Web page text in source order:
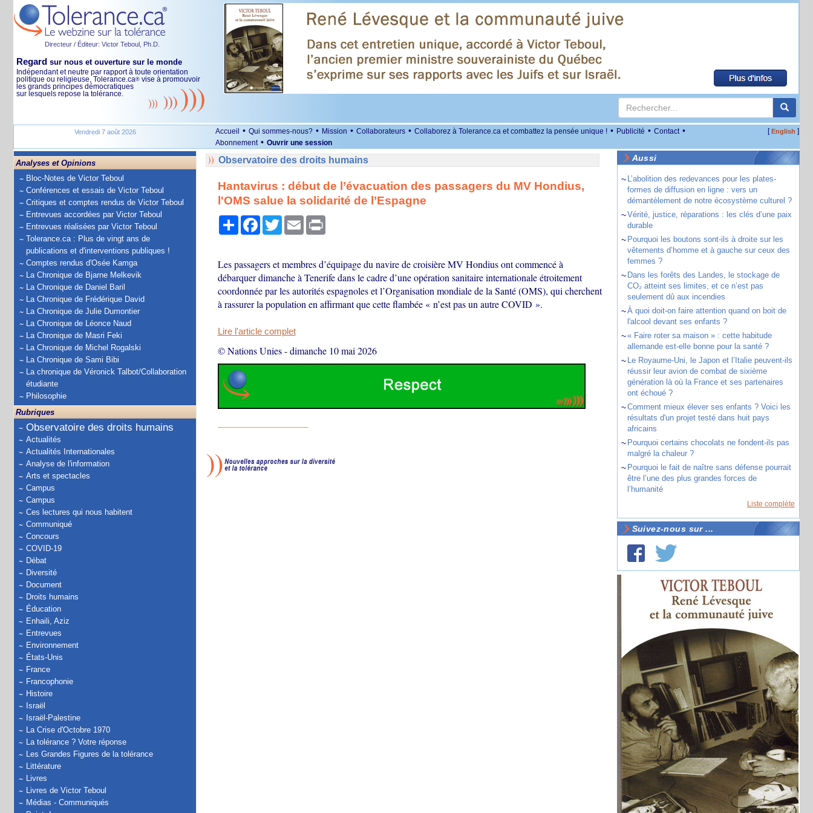
Directeur / Éditeur: Victor Teboul, Ph.D.
Regard sur nous et ouverture sur le monde
Indépendant et neutre par rapport à toute orientation
politique ou religieuse, Tolerance.ca® vise à promouvoir
les grands principes démocratiques
sur lesquels repose la tolérance.
Vendredi 7 août 2026 Accueil • Qui sommes-nous? • Mission • Collaborateurs • Collaborez à Tolerance.ca et combattez la pensée unique ! • Publicité • Contact •
Abonnement • Ouvrir une session
[English ]
Analyses et Opinions
Bloc-Notes de Victor Teboul
Conférences et essais de Victor Teboul
Critiques et comptes rendus de Victor Teboul
Entrevues accordées par Victor Teboul
Entrevues réalisées par Victor Teboul
Tolerance.ca : Plus de vingt ans de
publications et d'interventions publiques !
Comptes rendus d'Osée Kamga
La Chronique de Bjarne Melkevik
La Chronique de Daniel Baril
La Chronique de Frédérique David
La Chronique de Julie Dumontier
La Chronique de Léonce Naud
La Chronique de Masri Feki
La Chronique de Michel Rogalski
La Chronique de Sami Bibi
La chronique de Véronick Talbot/Collaboration
étudiante
Philosophie
Rubriques
Observatoire des droits humains
Actualités
Actualités Internationales
Analyse de l'information
Arts et spectacles
Campus
Campus
Ces lectures qui nous habitent
Communiqué
Concours
COVID-19
Débat
Diversité
Document
Droits humains
Éducation
Enhaili, Aziz
Entrevues
Environnement
États-Unis
France
Francophonie
Histoire
Israël
Israël-Palestine
La Crise d'Octobre 1970
La tolérance ? Votre réponse
Les Grandes Figures de la tolérance
Littérature
Livres
Livres de Victor Teboul
Médias - Communiqués
Observatoire des droits humains
Hantavirus : début de l’évacuation des passagers du MV Hondius,
l'OMS salue la solidarité de l’Espagne
PartagerFacebook
TwitterEmail Print
Les passagers et membres d’équipage du navire de croisière MV Hondius ont commencé à
débarquer dimanche à Tenerife dans le cadre d’une opération sanitaire internationale étroitement
coordonnée par les autorités espagnoles et l’Organisation mondiale de la Santé (OMS), qui cherchent
à rassurer la population en affirmant que cette flambée « n’est pas un autre COVID ».
Lire l'article complet
© Nations Unies-dimanche 10 mai 2026
Aussi
~ L’abolition des redevances pour les plates-
formes de diffusion en ligne : vers un
démantèlement de notre écosystème culturel ?
~Vérité, justice, réparations : les clés d’une paix
durable
~ Pourquoi les boutons sont-ils à droite sur les
vêtements d’homme et à gauche sur ceux des
femmes ?
~ Dans les forêts des Landes, le stockage de
CO₂ atteint ses limites, et ce n’est pas
seulement dû aux incendies
~À quoi doit-on faire attention quand on boit de
l'alcool devant ses enfants ?
~« Faire roter sa maison » : cette habitude
allemande est-elle bonne pour la santé ?
~ Le Royaume-Uni, le Japon et l’Italie peuvent-ils
réussir leur avion de combat de sixième
génération là où la France et ses partenaires
ont échoué ?
~Comment mieux élever ses enfants ? Voici les
résultats d'un projet testé dans huit pays
africains
~ Pourquoi certains chocolats ne fondent-ils pas
malgré la chaleur ?
~ Pourquoi le fait de naître sans défense pourrait
être l’une des plus grandes forces de
l’humanité
Liste complète
Suivez-nous sur ...